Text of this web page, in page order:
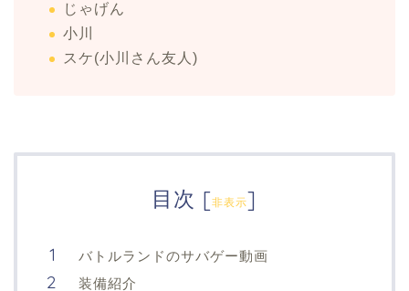
じゃげん
小川
スケ(小川さん友人)
目次 [非表示]
バトルランドのサバゲー動画
装備紹介